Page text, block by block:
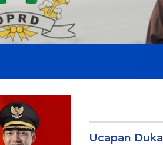
Ucapan Duka